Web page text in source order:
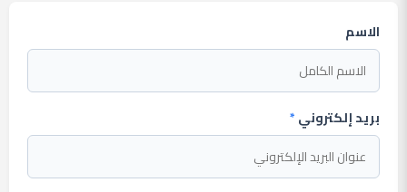
الاسم
بريد إلكتروني*